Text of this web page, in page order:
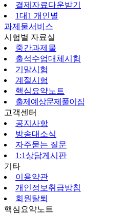
결제자료다운받기
1대1 개인별
과제물서비스
시험별 자료실
중간과제물
출석수업대체시험
기말시험
계절시험
핵심요약노트
출제예상문제풀이집
고객센터
공지사항
방송대소식
자주묻는 질문
1:1상담게시판
기타
이용약관
개인정보취급방침
회원탈퇴
핵심요약노트